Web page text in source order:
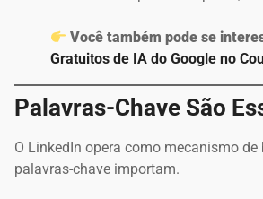
Você também pode se
Gratuitos de IA do Google no
Palavras-Chave São
O LinkedIn opera como mecanismo de
palavras-chave importam.